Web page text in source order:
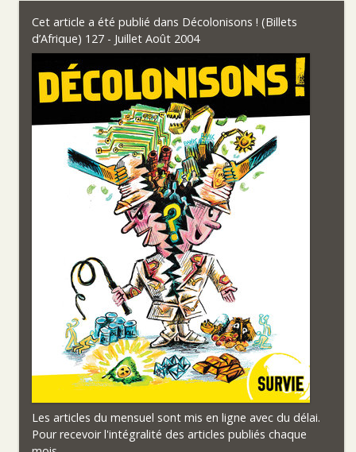
Cet article a été publié dans Décolonisons ! (Billets
d’Afrique) 127 - Juillet Août 2004
Les articles du mensuel sont mis en ligne avec du délai.
Pour recevoir l'intégralité des articles publiés chaque